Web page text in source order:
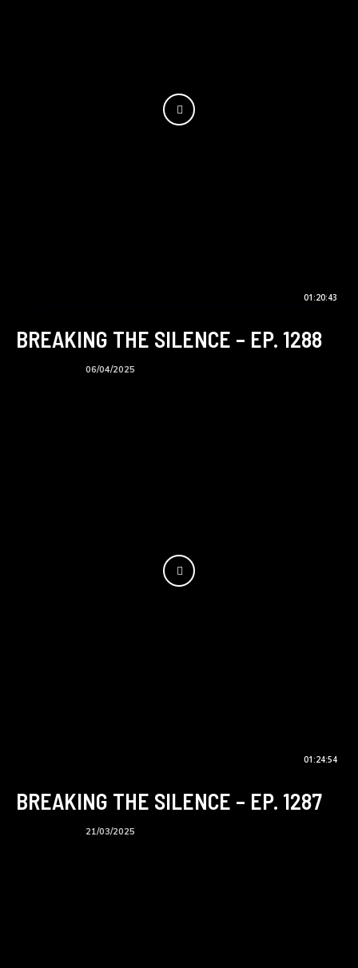
01:20:43
BREAKING THE SILENCE – EP. 1288
06/04/2025
01:24:54
BREAKING THE SILENCE – EP. 1287
21/03/2025